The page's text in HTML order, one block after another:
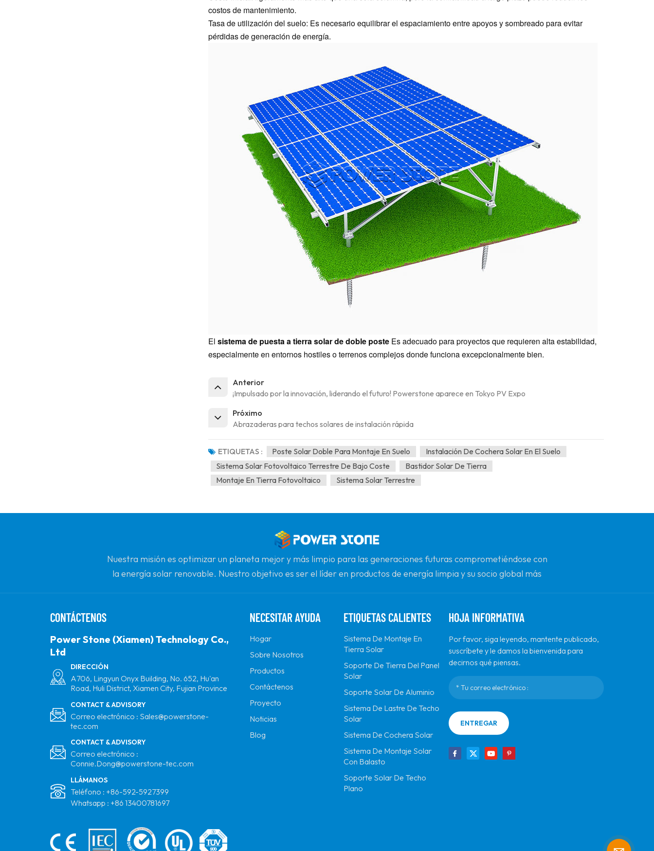
costos de mantenimiento.
Tasa de utilización del suelo: Es necesario equilibrar el espaciamiento entre apoyos y sombreado para evitar
pérdidas de generación de energía.
El sistema de puesta a tierra solar de doble posteEs adecuado para proyectos que requieren alta estabilidad,
especialmente en entornos hostiles o terrenos complejos donde funciona excepcionalmente bien.
Anterior
¡Impulsado por la innovación, liderando el futuro! Powerstone aparece en Tokyo PV Expo
Próximo
Abrazaderas para techos solares de instalación rápida
ETIQUETAS : Poste Solar Doble Para Montaje En Suelo
Instalación De Cochera Solar En El Suelo
Sistema Solar Fotovoltaico Terrestre De Bajo Coste
Bastidor Solar De Tierra
Montaje En Tierra Fotovoltaico
Sistema Solar Terrestre
Nuestra misión es optimizar un planeta mejor y más limpio para las generaciones futuras comprometiéndose con
la energía solar renovable. Nuestro objetivo es ser el líder en productos de energía limpia y su socio global más
CONTÁCTENOS
Power Stone (Xiamen) Technology Co.,
Ltd
DIRECCIÓN
A706, Lingyun Onyx Building, No. 652, Hu'an
Road, Huli District, Xiamen City, Fujian Province
CONTACT & ADVISORY
Correo electrónico : Sales@powerstone-
tec.com
CONTACT & ADVISORY
Correo electrónico :
Connie.Dong@powerstone-tec.com
LLÁMANOS
Teléfono : +86-592-5927399
Whatsapp : +86 13400781697
NECESITAR AYUDA
Hogar
Sobre Nosotros
Productos
Contáctenos
Proyecto
Noticias
Blog
ETIQUETAS CALIENTES
Sistema De Montaje En
Tierra Solar
Soporte De Tierra Del Panel
Solar
Soporte Solar De Aluminio
Sistema De Lastre De Techo
Solar
Sistema De Cochera Solar
Sistema De Montaje Solar
Con Balasto
Soporte Solar De Techo
Plano
HOJA INFORMATIVA
Por favor, siga leyendo, mantente publicado,
suscríbete y le damos la bienvenida para
decirnos qué piensas.
ENTREGAR